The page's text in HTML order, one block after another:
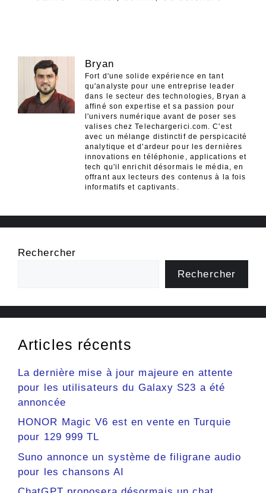
Bryan
Fort d'une solide expérience en tant
qu'analyste pour une entreprise leader
dans le secteur des technologies, Bryan a
affiné son expertise et sa passion pour
l'univers numérique avant de poser ses
valises chez Telechargerici.com. C'est
avec un mélange distinctif de perspicacité
analytique et d'ardeur pour les dernières
innovations en téléphonie, applications et
tech qu'il enrichit désormais le média, en
offrant aux lecteurs des contenus à la fois
informatifs et captivants.
Rechercher
Rechercher
Articles récents
La dernière mise à jour majeure en attente
pour les utilisateurs du Galaxy S23 a été
annoncée
HONOR Magic V6 est en vente en Turquie
pour 129 999 TL
Suno annonce un système de filigrane audio
pour les chansons AI